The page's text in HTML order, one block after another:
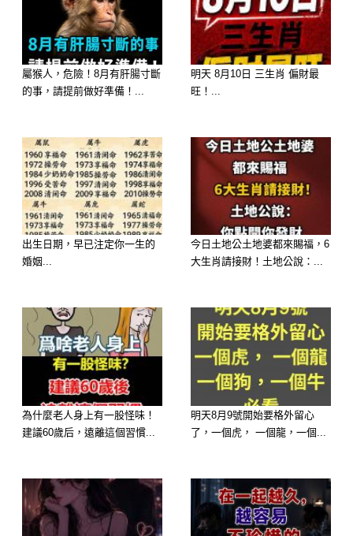
🙏 土地公土地婆保佑，8大生肖請接
財！💰
想要財運旺旺來？土地公土地婆給你指
這8個生肖在近期將迎來金錢喜訊、偏
財、正財都旺！
快看看你有沒有上榜👇
🥇 生肖鼠 🐭
屬猴人，危險！8月有肝腸寸斷
的事，請提前做好準備！...
明天 8月10日 三生肖 偏財最
旺！...
出生日期，早已注定你一生的
婚姻...
今日土地公土地婆都來賜福，6
大生肖請接財！土地公說：...
為什麼老人身上有一股怪味！
建議60歲后，遠離這個習慣...
明天8月9號開始要格外留心
了，一個虎， 一個龍，一個...